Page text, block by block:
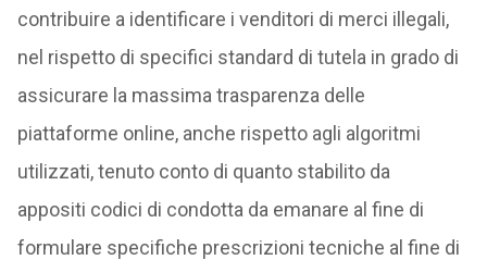
contribuire a identificare i venditori di merci illegali,
nel rispetto di specifici standard di tutela in grado di
assicurare la massima trasparenza delle
piattaforme online, anche rispetto agli algoritmi
utilizzati, tenuto conto di quanto stabilito da
appositi codici di condotta da emanare al fine di
formulare specifiche prescrizioni tecniche al fine di